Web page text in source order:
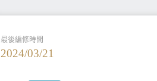
最後編修時間
2024/03/21